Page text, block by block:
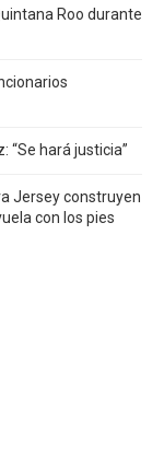
Roo durante
“Se hará justicia”
Jersey construyen
con los pies